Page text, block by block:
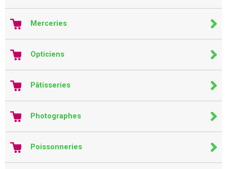
Merceries
Opticiens
Pâtisseries
Photographes
Poissonneries